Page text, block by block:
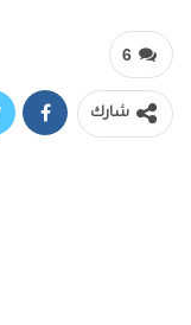
6
شارك